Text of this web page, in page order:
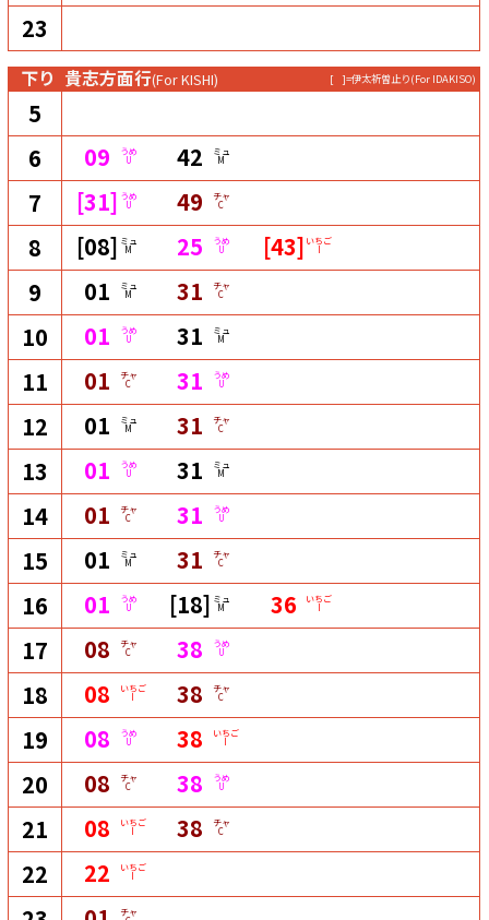
23
下り 貴志方面行(For KISHI) [ ]=伊太祈曽止り(For IDAKISO)
5
6
09 うめ
U 42 ミュ
M
7 [31] うめ
U 49 チャ
C
8 [08] ミュ
M 25 うめ
U [43] いちご
I
9 01 ミュ
M 31 チャ
C
10 01 うめ
U 31 ミュ
M
11 01 チャ
C 31 うめ
U
12 01 ミュ
M 31 チャ
C
13 01 うめ
U 31 ミュ
M
14 01 チャ
C 31 うめ
U
15 01 ミュ
M 31 チャ
C
16 01 うめ
U [18] ミュ
M 36 いちご
I
17 08 チャ
C 38 うめ
U
18 08 いちご
I 38 チャ
C
19 08 うめ
U 38 いちご
I
20 08 チャ
C 38 うめ
U
21 08 いちご
I 38 チャ
C
22 22 いちご
I
チャ